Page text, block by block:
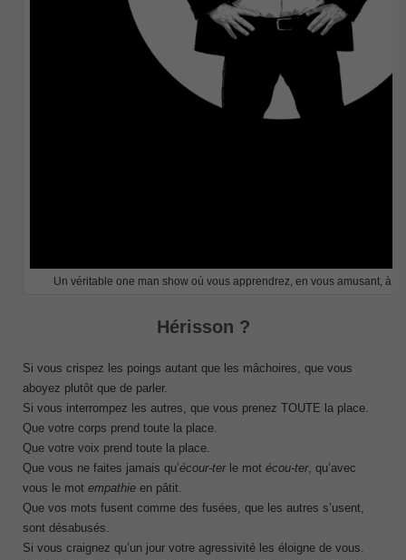
Un véritable one man show où vous apprendrez, en vous amusant, à
Hérisson ?
Si vous crispez les poings autant que les mâchoires, que vous
aboyez plutôt que de parler.
Si vous interrompez les autres, que vous prenez TOUTE la place.
Que votre corps prend toute la place.
Que votre voix prend toute la place.
Que vous ne faites jamais qu’écour-ter le mot écou-ter, qu’avec
vous le mot empathie en pâtit.
Que vos mots fusent comme des fusées, que les autres s’usent,
sont désabusés.
Si vous craignez qu’un jour votre agressivité les éloigne de vous.